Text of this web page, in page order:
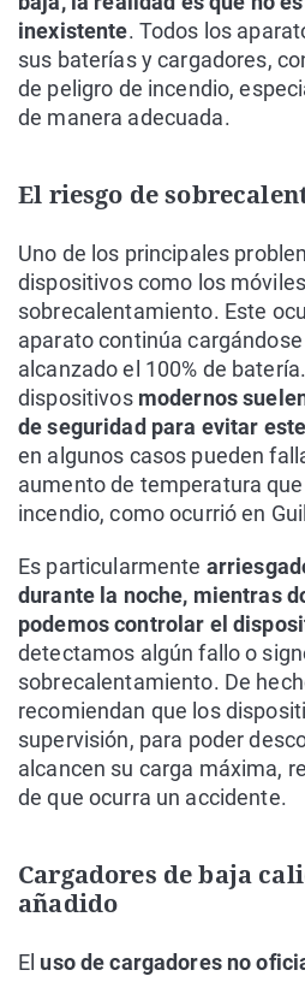
inexistente. Todos los
sus baterías y cargadores,
de peligro de incendio,
de manera adecuada.
El riesgo de
Uno de los principales
dispositivos como los móviles
sobrecalentamiento. Este
aparato continúa
alcanzado el 100% de
dispositivosmodernos
de seguridad para evitar
en algunos casos pueden
aumento de temperatura
incendio, como ocurrió en
Es particularmente
durante la noche, mientras
podemos controlar el
detectamos algún fallo o
sobrecalentamiento. De
recomiendan que los
supervisión, para poder
alcancen su carga máxima,
de que ocurra un accidente.
Cargadores de baja
añadido
El uso de cargadores no